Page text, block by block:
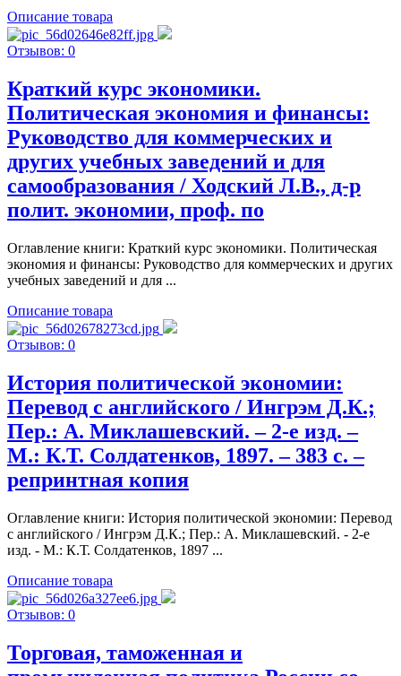
Описание товара
Отзывов: 0
Краткий курс экономики.
Политическая экономия и финансы:
Руководство для коммерческих и
других учебных заведений и для
самообразования / Ходский Л.В., д-р
полит. экономии, проф. по
Оглавление книги: Краткий курс экономики. Политическая
экономия и финансы: Руководство для коммерческих и других
учебных заведений и для ...
Описание товара
Отзывов: 0
История политической экономии:
Перевод с английского / Ингрэм Д.К.;
Пер.: А. Миклашевский. – 2-е изд. –
М.: К.Т. Солдатенков, 1897. – 383 с. –
репринтная копия
Оглавление книги: История политической экономии: Перевод
с английского / Ингрэм Д.К.; Пер.: А. Миклашевский. - 2-е
изд. - М.: К.Т. Солдатенков, 1897 ...
Описание товара
Отзывов: 0
Торговая, таможенная и